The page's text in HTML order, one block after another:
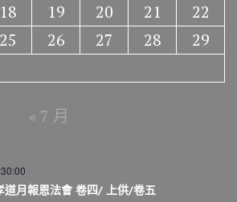
18 19 20 21
22
25 26 27 28
29
« 7 月
道月報恩法會 卷四/ 上供/卷五